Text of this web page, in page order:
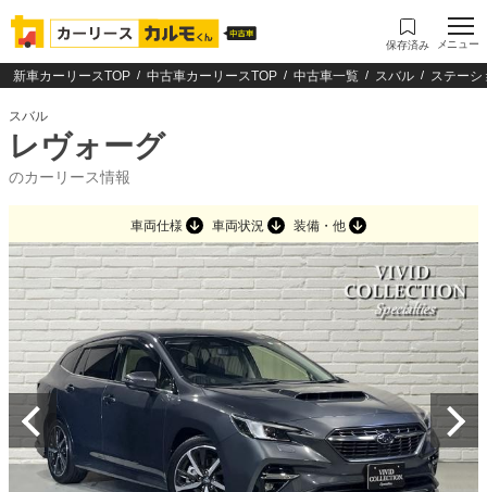
保存済み メニュー
新車カーリースTOP 中古車カーリースTOP 中古車一覧 スバル ステーシ
スバル
レヴォーグ
のカーリース情報
車両仕様 車両状況 装備・他